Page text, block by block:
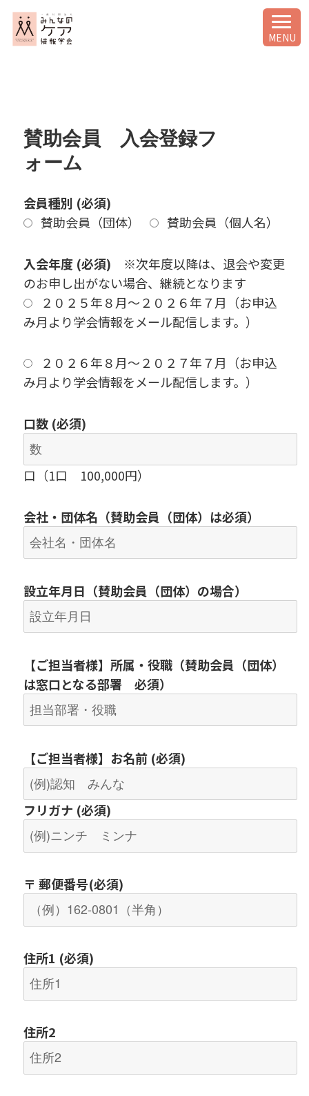
MENU
賛助会員 入会登録フ
ォーム
会員種別 (必須)
賛助会員（団体）
賛助会員（個人名）
入会年度 (必須) ※次年度以降は、退会や変更
のお申し出がない場合、継続となります
２０２５年８月〜２０２６年７月（お申込
み月より学会情報をメール配信します。）
２０２６年８月〜２０２７年７月（お申込
み月より学会情報をメール配信します。）
口数 (必須)
口（1口 100,000円）
会社・団体名（賛助会員（団体）は必須）
設立年月日 （賛助会員（団体） の場合）
【ご担当者様】 所属・役職（賛助会員（団体）
は窓口となる部署 必須）
【ご担当者様】お名前 (必須)
フリガナ (必須)
〒 郵便番号(必須)
住所1 (必須)
住所2